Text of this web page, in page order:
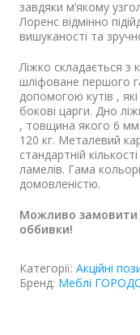
завдяки м’якому
Лоренс відмінно
вишуканості та
Ліжко складається
шліфоване першого
допомогою кутів ,
бокові царги. Дно
, товщина якого 6
120 кг. Металевий
стандартній
ламелів. Гама
домовленістю.
Можливо замовити
оббивки!
Категорії: Акційні
Бренд: Меблі